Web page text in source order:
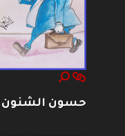
حسون الشنون